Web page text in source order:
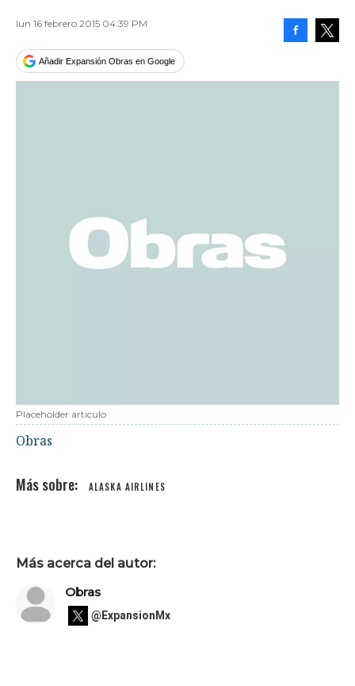
lun 16 febrero 2015 04:39 PM
Añadir Expansión Obras en Google
Placeholder articulo
Obras
ALASKA AIRLINES
Más acerca del autor:
Obras
@ExpansionMx